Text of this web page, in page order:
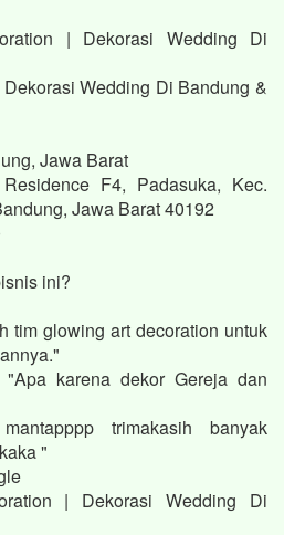
| Dekorasi Wedding Di
Wedding Di Bandung &
Jawa Barat
F4, Padasuka, Kec.
Jawa Barat 40192
ini?
tim glowing art decoration untuk
karena dekor Gereja dan
trimakasih banyak
"
| Dekorasi Wedding Di